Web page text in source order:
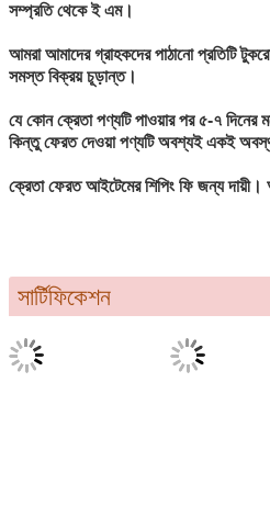
সম্প্রতি থেকে ই এম।
আমরা আমাদের গ্রাহকদের পাঠানো প্রতিটি
সমস্ত বিক্রয় চূড়ান্ত।
যে কোন ক্রেতা পণ্যটি পাওয়ার পর ৫-৭ দিনের
কিন্তু ফেরত দেওয়া পণ্যটি অবশ্যই একই
ক্রেতা ফেরত আইটেমের শিপিং ফি জন্য
সার্টিফিকেশন